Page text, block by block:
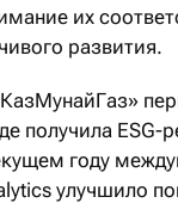
их
развития.
получила ESG-
году
улучшило